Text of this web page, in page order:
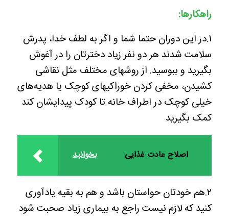
راهکارها:
۱.در این دوران حتما شما و اگر به لطف خدا، پدرش
سلامت شدند هر دو نفر زیاد دخترتان را در آغوش
بگیرید و ببوسید. از روشهای مختلف مثل نقاشی
کشیدن، مخفی کردن خوراکیهای کوچک یا هدیه‌های
خیلی کوچک در اطراف خانه تا کودک پیدایشان کند
کمک بگیرید
بخوانید اصلاح عادت غذایی
۲.هم خودتان حواستان باشد و هم به بقیه یادآوری
کنید که لازم نیست راجع به بیماری زیاد صحبت شود